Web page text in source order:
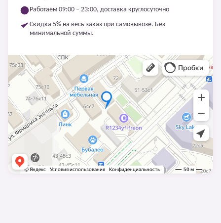
Работаем 09:00 – 23:00, доставка круглосуточно
Скидка 5% на весь заказ при самовывозе. Без
минимальной суммы.